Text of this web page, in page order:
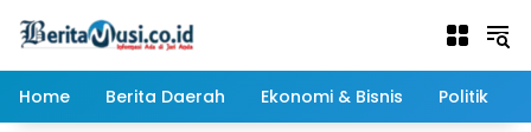
Home
Berita Daerah Ekonomi & Bisnis Politik